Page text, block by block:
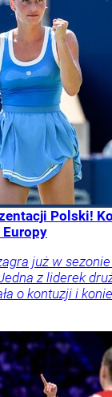
Polski!
już w
z liderek
o kontuzji i